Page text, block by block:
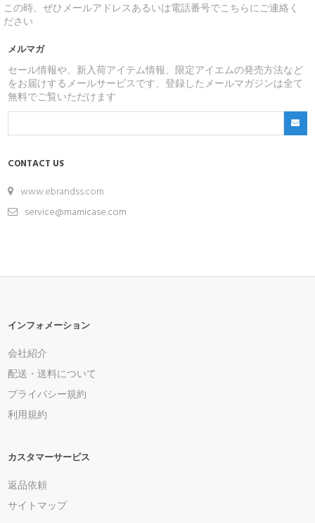
この時、ぜひメールアドレスあるいは電話番号でこちらにご連絡く
ださい
メルマガ
セール情報や、新入荷アイテム情報、限定アイエムの発売方法など
をお届けするメールサービスです、登録したメールマガジンは全て
無料でご覧いただけます
CONTACT US
www.ebrandss.com
service@mamicase.com
インフォメーション
会社紹介
配送・送料について
プライバシー規約
利用規約
カスタマーサービス
返品依頼
サイトマップ